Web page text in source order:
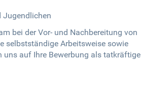
Jugendlichen
bei der Vor- und Nachbereitung von
selbstständige Arbeitsweise sowie
uns auf Ihre Bewerbung als tatkräftige